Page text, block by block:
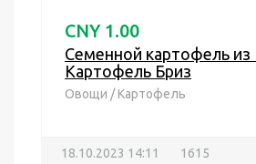
CNY 1.00
Семенной картофель из
Картофель Бриз
Овощи /Картофель
18.10.2023 14:11 1615